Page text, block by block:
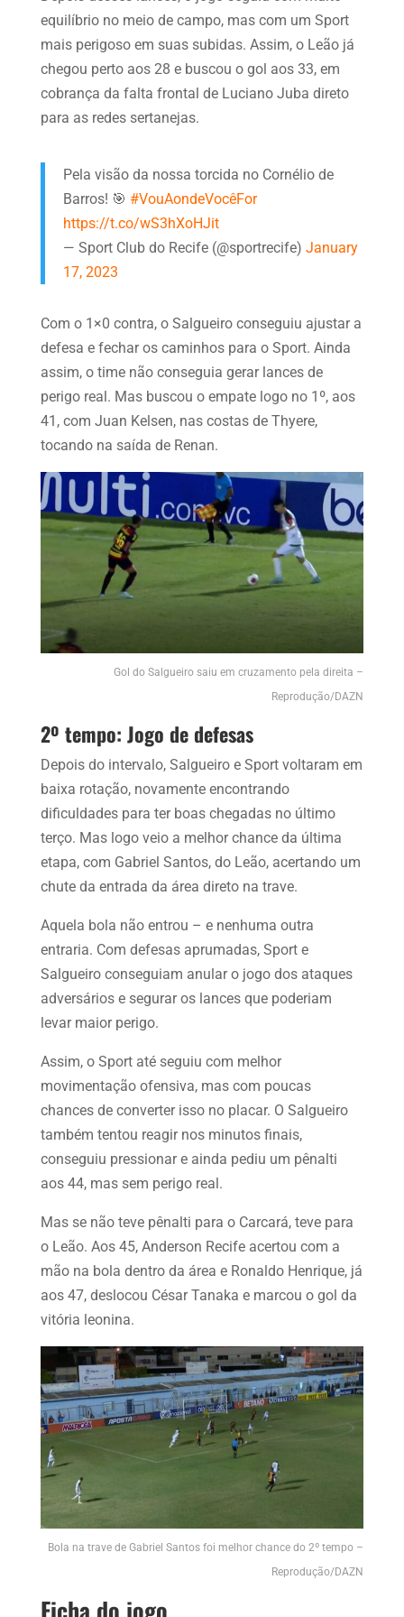
equilíbrio no meio de campo, mas com um Sport
mais perigoso em suas subidas. Assim, o Leão já
chegou perto aos 28 e buscou o gol aos 33, em
cobrança da falta frontal de Luciano Juba direto
para as redes sertanejas.
Pela visão da nossa torcida no Cornélio de
Barros! 🎯 #VouAondeVocêFor
https://t.co/wS3hXoHJit
— Sport Club do Recife (@sportrecife) January
17, 2023
Com o 1×0 contra, o Salgueiro conseguiu ajustar a
defesa e fechar os caminhos para o Sport. Ainda
assim, o time não conseguia gerar lances de
perigo real. Mas buscou o empate logo no 1º, aos
41, com Juan Kelsen, nas costas de Thyere,
tocando na saída de Renan.
Gol do Salgueiro saiu em cruzamento pela direita –
Reprodução/DAZN
2º tempo: Jogo de defesas
Depois do intervalo, Salgueiro e Sport voltaram em
baixa rotação, novamente encontrando
dificuldades para ter boas chegadas no último
terço. Mas logo veio a melhor chance da última
etapa, com Gabriel Santos, do Leão, acertando um
chute da entrada da área direto na trave.
Aquela bola não entrou – e nenhuma outra
entraria. Com defesas aprumadas, Sport e
Salgueiro conseguiam anular o jogo dos ataques
adversários e segurar os lances que poderiam
levar maior perigo.
Assim, o Sport até seguiu com melhor
movimentação ofensiva, mas com poucas
chances de converter isso no placar. O Salgueiro
também tentou reagir nos minutos finais,
conseguiu pressionar e ainda pediu um pênalti
aos 44, mas sem perigo real.
Mas se não teve pênalti para o Carcará, teve para
o Leão. Aos 45, Anderson Recife acertou com a
mão na bola dentro da área e Ronaldo Henrique, já
aos 47, deslocou César Tanaka e marcou o gol da
vitória leonina.
Bola na trave de Gabriel Santos foi melhor chance do 2º tempo –
Reprodução/DAZN